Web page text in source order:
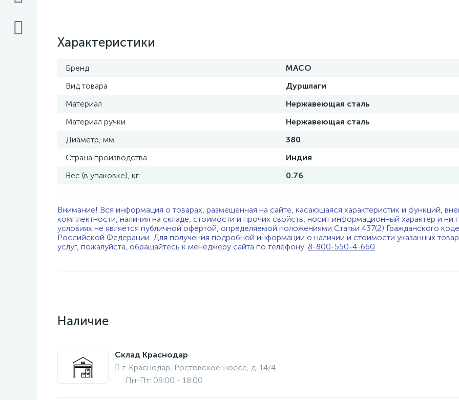
Характеристики
Бренд
MACO
Вид товара
Дуршлаги
Материал
Нержавеющая сталь
Материал ручки
Нержавеющая сталь
Диаметр, мм
380
Страна производства
Индия
Вес (в упаковке), кг
0.76
Внимание! Вся информация о товарах, размещенная на сайте, касающаяся характеристик и функций,
комплектности, наличия на складе, стоимости и прочих свойств, носит информационный характер и ни
условиях не является публичной офертой, определяемой положениями Статьи 437(2) Гражданского
Российской Федерации. Для получения подробной информации о наличии и стоимости указанных
услуг, пожалуйста, обращайтесь к менеджеру сайта по телефону: 8-800-550-4-660
Наличие
Склад Краснодар
г. Краснодар, Ростовское шоссе, д. 14/4
Пн-Пт: 09:00 - 18:00